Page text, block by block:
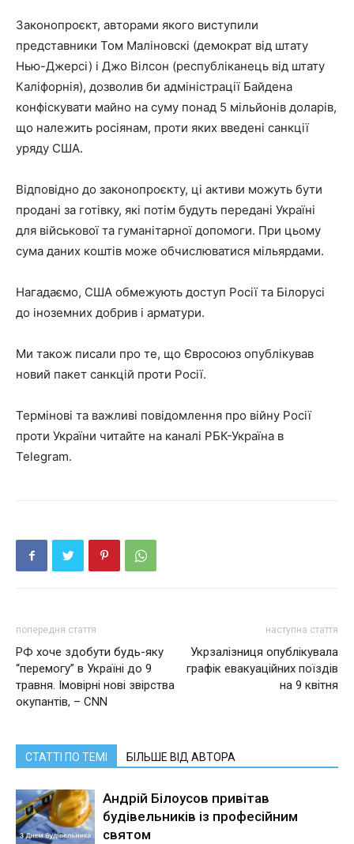
Законопроєкт, авторами якого виступили
представники Том Маліновскі (демократ від штату
Нью-Джерсі) і Джо Вілсон (республіканець від штату
Каліфорнія), дозволив би адміністрації Байдена
конфіскувати майно на суму понад 5 мільйонів доларів,
що належить росіянам, проти яких введені санкції
уряду США.
Відповідно до законопроєкту, ці активи можуть бути
продані за готівку, які потім будуть передані Україні
для військової та гуманітарної допомоги. При цьому
сума даних коштів може обчислюватися мільярдами.
Нагадаємо, США обмежують доступ Росії та Білорусі
до іноземних добрив і арматури.
Ми також писали про те, що Євросоюз опублікував
новий пакет санкцій проти Росії.
Термінові та важливі повідомлення про війну Росії
проти України читайте на каналі РБК-Україна в
Telegram.
попередня стаття
РФ хоче здобути будь-яку
“перемогу” в Україні до 9
травня. Імовірні нові звірства
окупантів, – CNN
наступна стаття
Укрзалізниця опублікувала
графік евакуаційних поїздів
на 9 квітня
СТАТТІ ПО ТЕМІ БІЛЬШЕ ВІД АВТОРА
Андрій Білоусов привітав
будівельників із професійним
святом